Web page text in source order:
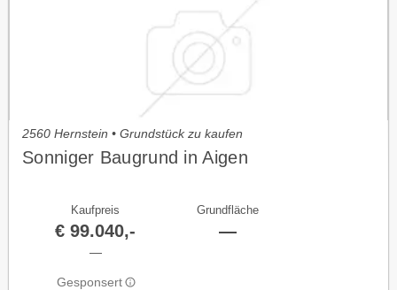
2560 Hernstein • Grundstück zu kaufen
Sonniger Baugrund in Aigen
Kaufpreis
€ 99.040,-
—
Gesponsert
Grundfläche
—